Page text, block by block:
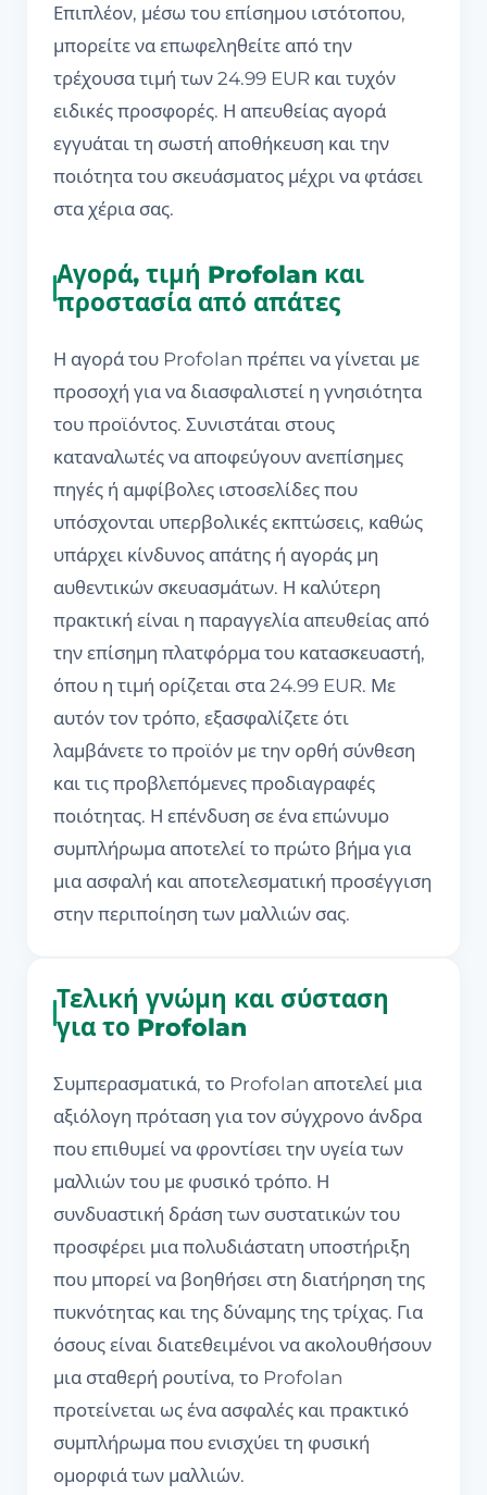
Επιπλέον, μέσω του επίσημου ιστότοπου,
μπορείτε να επωφεληθείτε από την
τρέχουσα τιμή των 24.99 EUR και τυχόν
ειδικές προσφορές. Η απευθείας αγορά
εγγυάται τη σωστή αποθήκευση και την
ποιότητα του σκευάσματος μέχρι να φτάσει
στα χέρια σας.
Αγορά, τιμή Profolan και
προστασία από απάτες
Η αγορά του Profolan πρέπει να γίνεται με
προσοχή για να διασφαλιστεί η γνησιότητα
του προϊόντος. Συνιστάται στους
καταναλωτές να αποφεύγουν ανεπίσημες
πηγές ή αμφίβολες ιστοσελίδες που
υπόσχονται υπερβολικές εκπτώσεις, καθώς
υπάρχει κίνδυνος απάτης ή αγοράς μη
αυθεντικών σκευασμάτων. Η καλύτερη
πρακτική είναι η παραγγελία απευθείας από
την επίσημη πλατφόρμα του κατασκευαστή,
όπου η τιμή ορίζεται στα 24.99 EUR. Με
αυτόν τον τρόπο, εξασφαλίζετε ότι
λαμβάνετε το προϊόν με την ορθή σύνθεση
και τις προβλεπόμενες προδιαγραφές
ποιότητας. Η επένδυση σε ένα επώνυμο
συμπλήρωμα αποτελεί το πρώτο βήμα για
μια ασφαλή και αποτελεσματική προσέγγιση
στην περιποίηση των μαλλιών σας.
Τελική γνώμη και σύσταση
για το Profolan
Συμπερασματικά, το Profolan αποτελεί μια
αξιόλογη πρόταση για τον σύγχρονο άνδρα
που επιθυμεί να φροντίσει την υγεία των
μαλλιών του με φυσικό τρόπο. Η
συνδυαστική δράση των συστατικών του
προσφέρει μια πολυδιάστατη υποστήριξη
που μπορεί να βοηθήσει στη διατήρηση της
πυκνότητας και της δύναμης της τρίχας. Για
όσους είναι διατεθειμένοι να ακολουθήσουν
μια σταθερή ρουτίνα, το Profolan
προτείνεται ως ένα ασφαλές και πρακτικό
συμπλήρωμα που ενισχύει τη φυσική
ομορφιά των μαλλιών.